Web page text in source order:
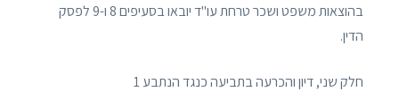
בהוצאות משפט ושכר טרחת עו"ד יובאו בסעיפים 8 ו-9 לפסק
הדין.
חלק שני, דיון והכרעה בתביעה כנגד הנתבע 1